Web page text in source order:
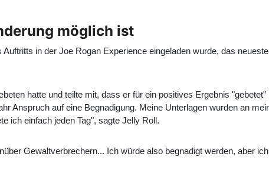
möglich ist
in der Joe Rogan Experience eingeladen wurde, das
hatte und teilte mit, dass er für ein positives Ergebnis
Anspruch auf eine Begnadigung. Meine Unterlagen wurden an
ich einfach jeden Tag", sagte Jelly Roll.
Gewaltverbrechern... Ich würde also begnadigt werden, aber